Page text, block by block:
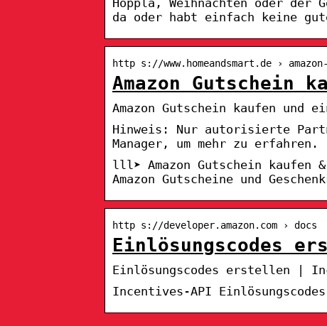
da oder habt einfach keine
http s://www.homeandsmart.de ›
Amazon Gutschein
Amazon Gutschein kaufen und
Hinweis: Nur autorisierte
Manager, um mehr zu erfahren.
lll➤ Amazon Gutschein kaufen
Amazon Gutscheine und
http s://developer.amazon.com › docs
Einlösungscodes
Einlösungscodes erstellen |
Incentives-API